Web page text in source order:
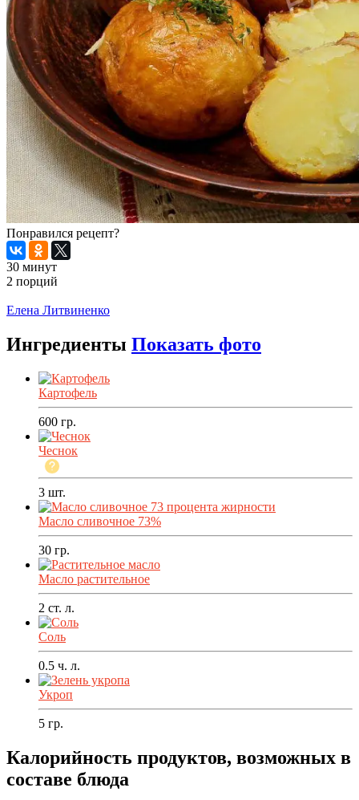
Понравился рецепт?
30 минут
2 порций
Елена Литвиненко
Ингредиенты Показать фото
Картофель
600 гр.
Чеснок
3 шт.
Масло сливочное 73%
30 гр.
Масло растительное
2 ст. л.
Соль
0.5 ч. л.
Укроп
5 гр.
Калорийность продуктов, возможных в
составе блюда